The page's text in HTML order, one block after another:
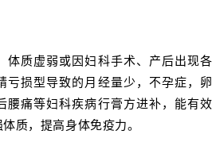
体质虚弱或因妇科手术、产后出现
亏损型导致的月经量少，不孕症，
腰痛等妇科疾病行膏方进补，能有
质，提高身体免疫力。